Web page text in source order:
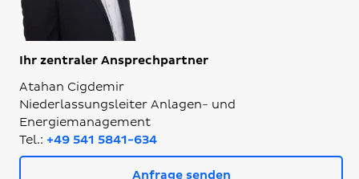
Ihr zentraler Ansprechpartner
Atahan Cigdemir
Niederlassungsleiter Anlagen- und
Energiemanagement
Tel.: +49 541 5841-634
Anfrage senden